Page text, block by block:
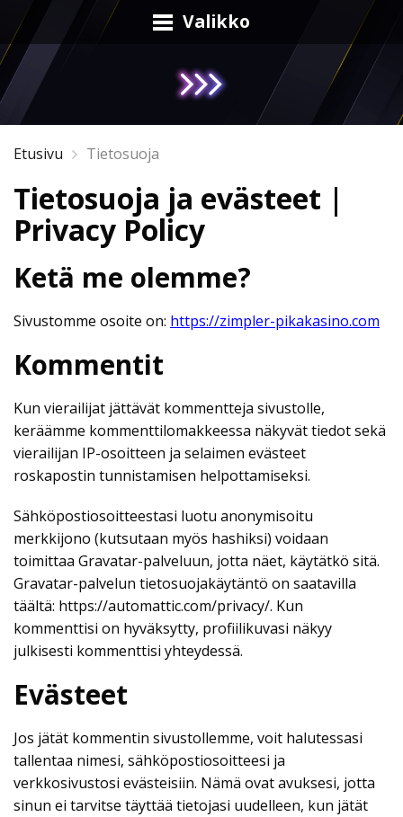
Valikko
Etusivu Tietosuoja
Tietosuoja ja evästeet |
Privacy Policy
Ketä me olemme?
Sivustomme osoite on: https://zimpler-pikakasino.com
Kommentit
Kun vierailijat jättävät kommentteja sivustolle,
keräämme kommenttilomakkeessa näkyvät tiedot sekä
vierailijan IP-osoitteen ja selaimen evästeet
roskapostin tunnistamisen helpottamiseksi.
Sähköpostiosoitteestasi luotu anonymisoitu
merkkijono (kutsutaan myös hashiksi) voidaan
toimittaa Gravatar-palveluun, jotta näet, käytätkö sitä.
Gravatar-palvelun tietosuojakäytäntö on saatavilla
täältä: https://automattic.com/privacy/. Kun
kommenttisi on hyväksytty, profiilikuvasi näkyy
julkisesti kommenttisi yhteydessä.
Evästeet
Jos jätät kommentin sivustollemme, voit halutessasi
tallentaa nimesi, sähköpostiosoitteesi ja
verkkosivustosi evästeisiin. Nämä ovat avuksesi, jotta
sinun ei tarvitse täyttää tietojasi uudelleen, kun jätät